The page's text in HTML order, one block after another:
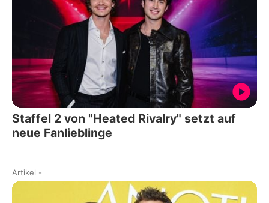
Staffel 2 von "Heated Rivalry" setzt auf
neue Fanlieblinge
Artikel -